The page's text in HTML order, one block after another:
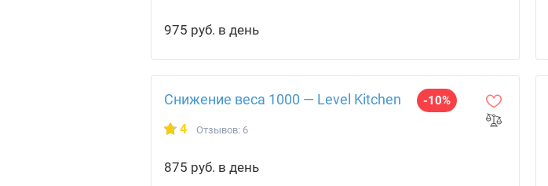
975 руб. в день
Снижение веса 1000 — Level Kitchen -10%
4 Отзывов: 6
875 руб. в день